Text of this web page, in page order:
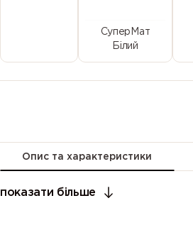
СуперМат
Білий
Опис та характеристики
показати більше